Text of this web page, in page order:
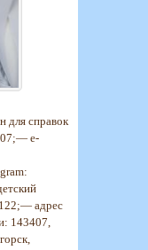
для справок
07;— e-
адрес
143407,